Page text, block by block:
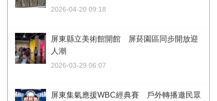
2026-04-20 09:18
屏東縣立美術館開館 屏菸園區同步開放迎
人潮
2026-03-29 06:07
屏東集氣應援WBC經典賽 戶外轉播邀民眾